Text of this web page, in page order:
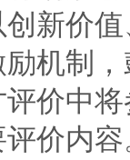
新价
机制
价中
价内